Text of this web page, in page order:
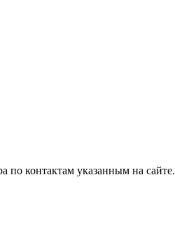
по контактам указанным на сайте.